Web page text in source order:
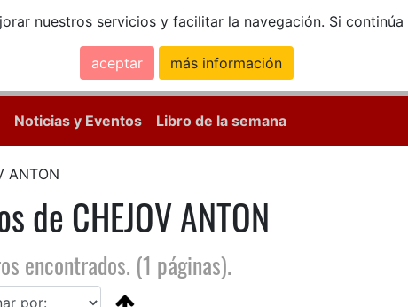
nuestros servicios y facilitar la navegación. Si
aceptar más información
Noticias y Eventos Libro de la semana
ANTON
de CHEJOV ANTON
encontrados. (1 páginas).